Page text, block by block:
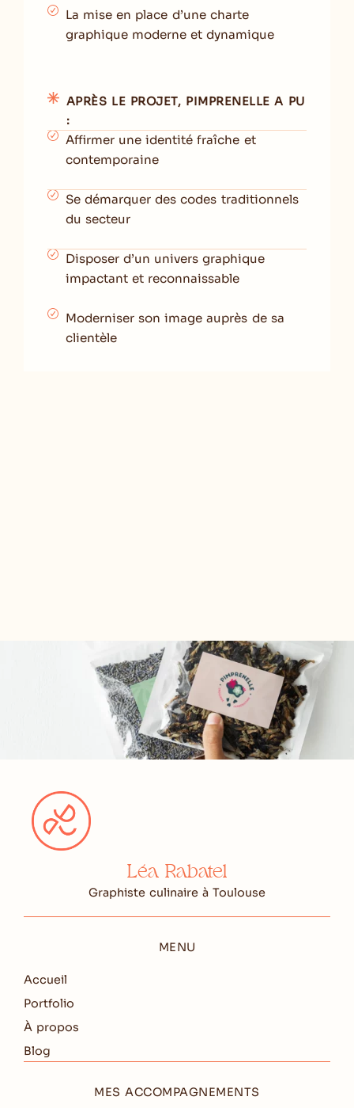
La mise en place d’une charte
graphique moderne et dynamique
APRÈS LE PROJET, PIMPRENELLE A PU
:
Affirmer une identité fraîche et
contemporaine
Se démarquer des codes traditionnels
du secteur
Disposer d’un univers graphique
impactant et reconnaissable
Moderniser son image auprès de sa
clientèle
Léa Rabatel
Graphiste culinaire à Toulouse
MENU
Accueil
Portfolio
À propos
Blog
MES ACCOMPAGNEMENTS